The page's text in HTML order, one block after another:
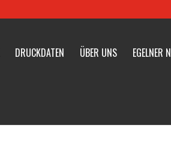
DRUCKDATEN ÜBER UNS EGELNER